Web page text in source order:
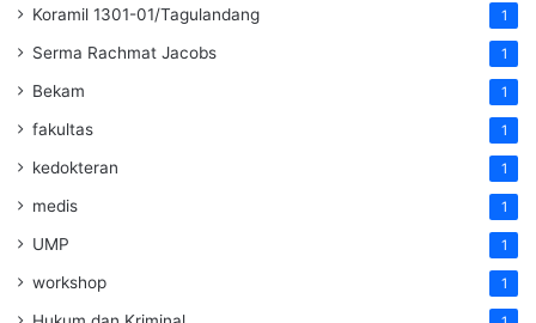
Koramil 1301-01/Tagulandang 1
Serma Rachmat Jacobs 1
Bekam 1
fakultas 1
kedokteran 1
medis 1
UMP 1
workshop 1